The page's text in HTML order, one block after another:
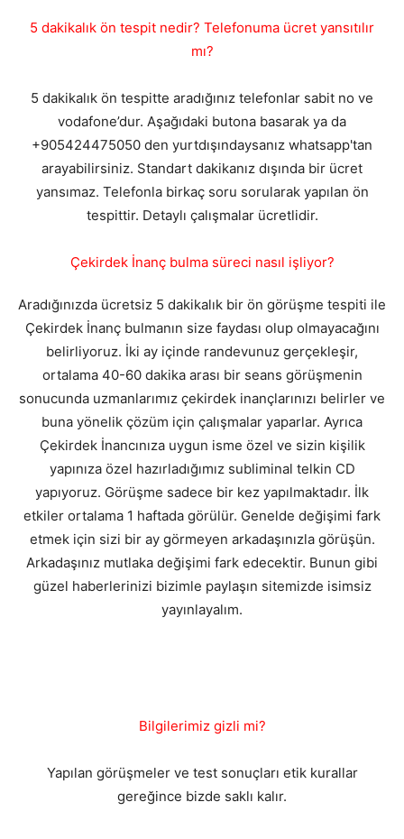
5 dakikalık ön tespit nedir? Telefonuma ücret yansıtılır
mı?
5 dakikalık ön tespitte aradığınız telefonlar sabit no ve
vodafone’dur. Aşağıdaki butona basarak ya da
+905424475050 den yurtdışındaysanız whatsapp'tan
arayabilirsiniz. Standart dakikanız dışında bir ücret
yansımaz. Telefonla birkaç soru sorularak yapılan ön
tespittir. Detaylı çalışmalar ücretlidir.
Çekirdek İnanç bulma süreci nasıl işliyor?
Aradığınızda ücretsiz 5 dakikalık bir ön görüşme tespiti ile
Çekirdek İnanç bulmanın size faydası olup olmayacağını
belirliyoruz. İki ay içinde randevunuz gerçekleşir,
ortalama 40-60 dakika arası bir seans görüşmenin
sonucunda uzmanlarımız çekirdek inançlarınızı belirler ve
buna yönelik çözüm için çalışmalar yaparlar. Ayrıca
Çekirdek İnancınıza uygun isme özel ve sizin kişilik
yapınıza özel hazırladığımız subliminal telkin CD
yapıyoruz. Görüşme sadece bir kez yapılmaktadır. İlk
etkiler ortalama 1 haftada görülür. Genelde değişimi fark
etmek için sizi bir ay görmeyen arkadaşınızla görüşün.
Arkadaşınız mutlaka değişimi fark edecektir. Bunun gibi
güzel haberlerinizi bizimle paylaşın sitemizde isimsiz
yayınlayalım.
Bilgilerimiz gizli mi?
Yapılan görüşmeler ve test sonuçları etik kurallar
gereğince bizde saklı kalır.